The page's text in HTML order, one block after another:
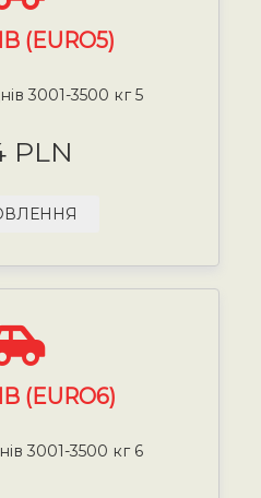
(EURO5)
3001-3500 кг 5
PLN
(EURO6)
3001-3500 кг 6